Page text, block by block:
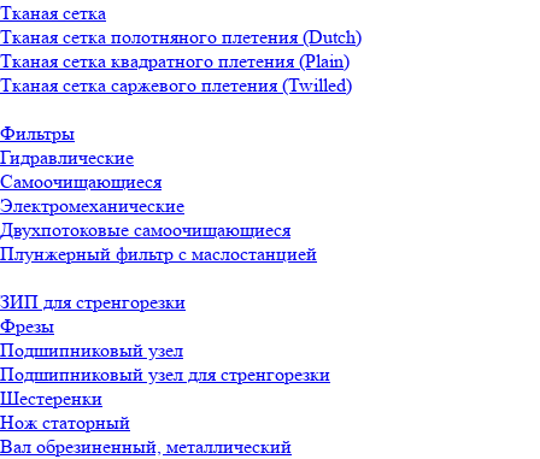
Тканая сетка
Тканая сетка полотняного плетения (Dutch)
Тканая сетка квадратного плетения (Plain)
Тканая сетка саржевого плетения (Twilled)
Фильтры
Гидравлические
Самоочищающиеся
Электромеханические
Двухпотоковые самоочищающиеся
Плунжерный фильтр с маслостанцией
ЗИП для стренгорезки
Фрезы
Подшипниковый узел
Подшипниковый узел для стренгорезки
Шестеренки
Нож статорный
Вал обрезиненный, металлический